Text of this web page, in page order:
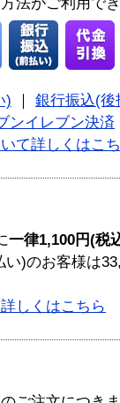
法がご利用で
)
銀行振込(後
ンイレブン決済
て詳しくはこ
一律1,100円(税
)のお客様は
しくはこちら